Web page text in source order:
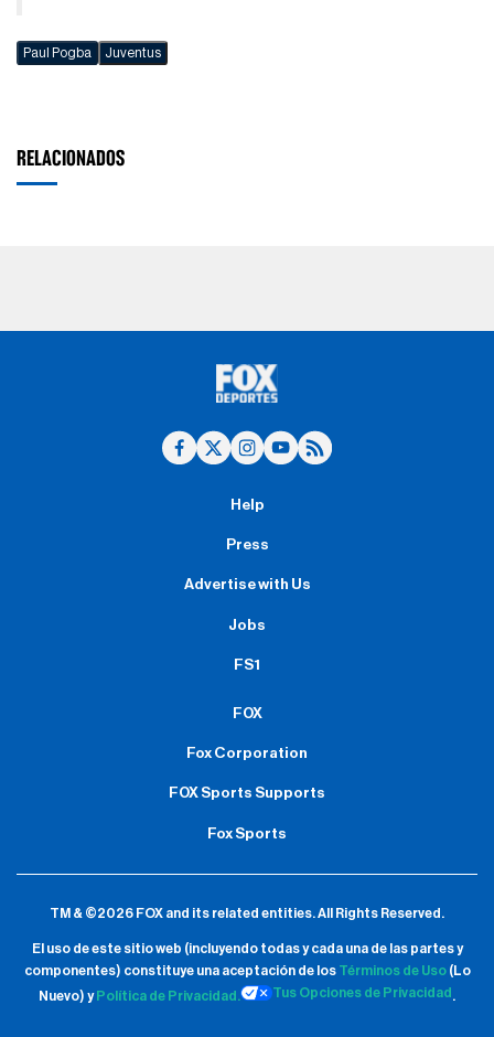
Paul Pogba Juventus
RELACIONADOS
Help
Press
Advertise with Us
Jobs
FS1
FOX
Fox Corporation
FOX Sports Supports
Fox Sports
TM & ©2026 FOX and its related entities.All Rights Reserved.
El uso de este sitio web (incluyendo todas y cada una de las partes y
componentes) constituye una aceptación de los Términos de Uso(Lo
Nuevo) y Política de Privacidad. Tus Opciones de Privacidad .